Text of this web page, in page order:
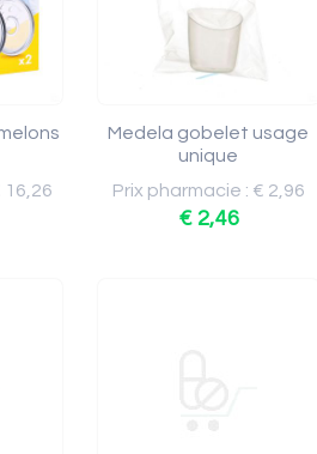
16,26
Medela gobelet usage
unique
Prix pharmacie : € 2,96
€ 2,46